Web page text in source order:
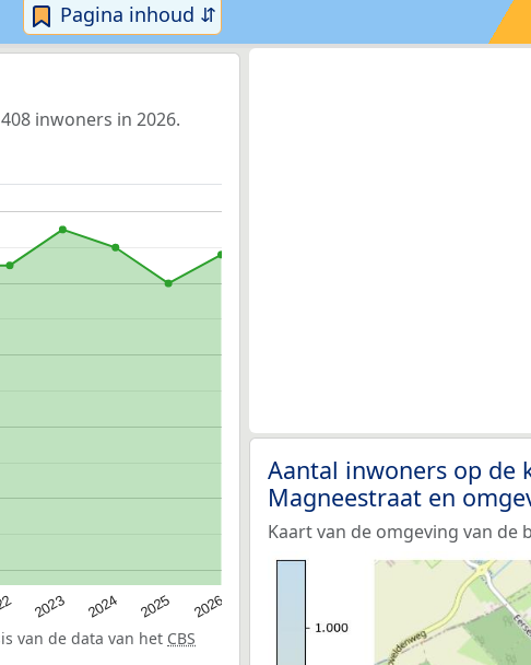
Pagina inhoud ⇵
inwoners in 2026.
2023 2024 2025 2026
van de data van het CBS
Aantal inwoners op de
Magneestraat en
Kaart van de omgeving van